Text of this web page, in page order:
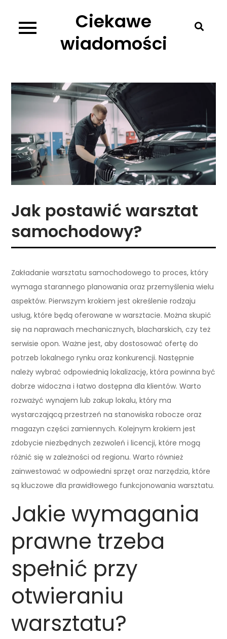
content
Ciekawe
wiadomości
Jak postawić warsztat
samochodowy?
Zakładanie warsztatu samochodowego to proces, który
wymaga starannego planowania oraz przemyślenia wielu
aspektów. Pierwszym krokiem jest określenie rodzaju
usług, które będą oferowane w warsztacie. Można skupić
się na naprawach mechanicznych, blacharskich, czy też
serwisie opon. Ważne jest, aby dostosować ofertę do
potrzeb lokalnego rynku oraz konkurencji. Następnie
należy wybrać odpowiednią lokalizację, która powinna być
dobrze widoczna i łatwo dostępna dla klientów. Warto
rozważyć wynajem lub zakup lokalu, który ma
wystarczającą przestrzeń na stanowiska robocze oraz
magazyn części zamiennych. Kolejnym krokiem jest
zdobycie niezbędnych zezwoleń i licencji, które mogą
różnić się w zależności od regionu. Warto również
zainwestować w odpowiedni sprzęt oraz narzędzia, które
są kluczowe dla prawidłowego funkcjonowania warsztatu.
Jakie wymagania
prawne trzeba
spełnić przy
otwieraniu
warsztatu?